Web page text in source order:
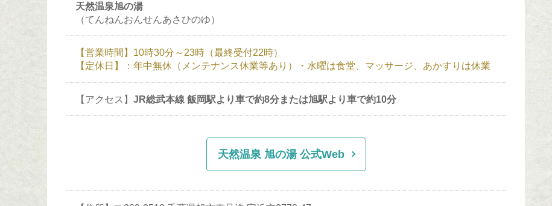
天然温泉旭の湯
（てんねんおんせんあさひのゆ）
【営業時間】10時30分～23時（最終受付22時）
【定休日】：年中無休（メンテナンス休業等あり）・水曜は食堂、マッサージ、あかすりは休業
【アクセス】JR総武本線 飯岡駅より車で約8分または旭駅より車で約10分
天然温泉 旭の湯 公式Web